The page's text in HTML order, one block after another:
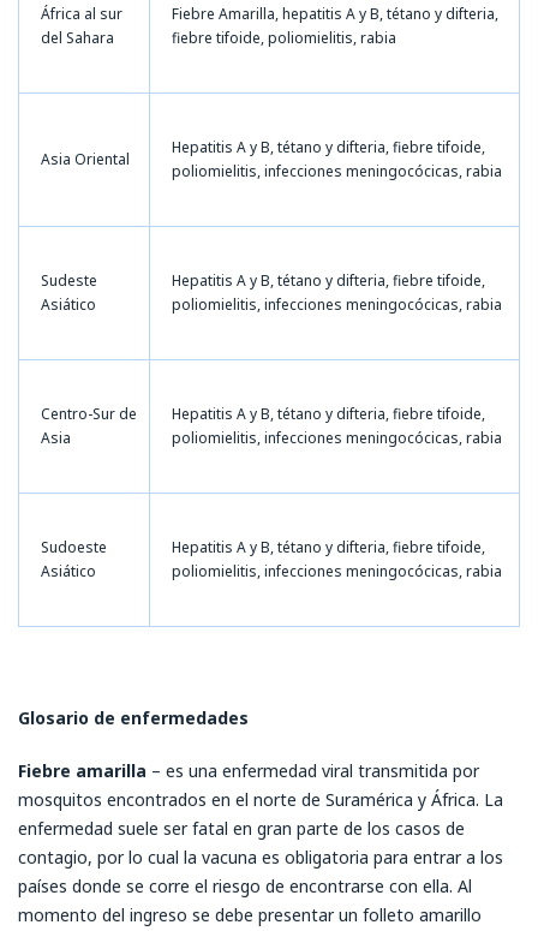
África al sur
del Sahara
Fiebre Amarilla, hepatitis A y B, tétano y difteria,
fiebre tifoide, poliomielitis, rabia
Asia Oriental
Hepatitis A y B, tétano y difteria, fiebre tifoide,
poliomielitis, infecciones meningocócicas, rabia
Sudeste
Asiático
Hepatitis A y B, tétano y difteria, fiebre tifoide,
poliomielitis, infecciones meningocócicas, rabia
Centro-Sur de
Asia
Hepatitis A y B, tétano y difteria, fiebre tifoide,
poliomielitis, infecciones meningocócicas, rabia
Sudoeste
Asiático
Hepatitis A y B, tétano y difteria, fiebre tifoide,
poliomielitis, infecciones meningocócicas, rabia
Glosario de enfermedades
Fiebre amarilla – es una enfermedad viral transmitida por
mosquitos encontrados en el norte de Suramérica y África. La
enfermedad suele ser fatal en gran parte de los casos de
contagio, por lo cual la vacuna es obligatoria para entrar a los
países donde se corre el riesgo de encontrarse con ella. Al
momento del ingreso se debe presentar un folleto amarillo